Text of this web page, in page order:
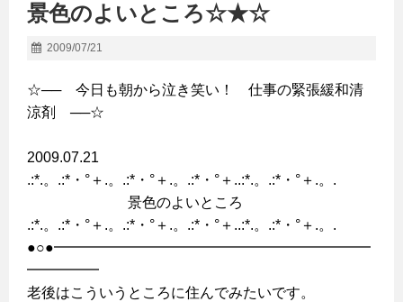
景色のよいところ☆★☆
2009/07/21
☆── 今日も朝から泣き笑い！ 仕事の緊張緩和清
涼剤 ──☆
2009.07.21
.:*.。.:*・°＋.。.:*・°＋.。.:*・°＋..:*.。.:*・°＋.。.
景色のよいところ
.:*.。.:*・°＋.。.:*・°＋.。.:*・°＋..:*.。.:*・°＋.。.
●○●━━━━━━━━━━━━━━━━━━━━━━
━━━━━
老後はこういうところに住んでみたいです。